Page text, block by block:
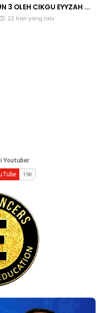
3 OLEH CIKGU EYYZAH ...
22 hari yang lalu